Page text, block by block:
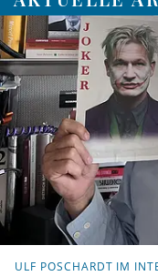
ULF POSCHARDT IM